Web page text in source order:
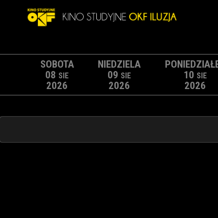
SOBOTA
08 SIE
2026
NIEDZIELA
09 SIE
2026
10 SIE
2026